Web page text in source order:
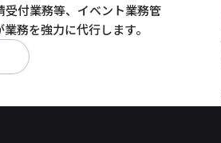
付業務等、イベント業務管
務を強力に代行します。